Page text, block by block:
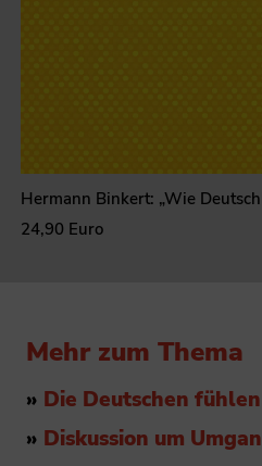
Hermann Binkert: „Wie
24,90 Euro
Mehr zum Thema
» Die Deutschen
» Diskussion um